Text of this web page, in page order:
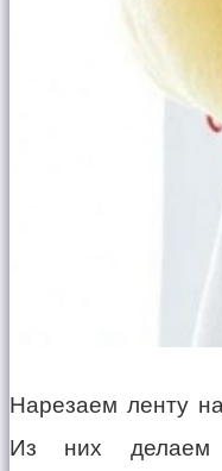
Нарезаем ленту
Из них делаем